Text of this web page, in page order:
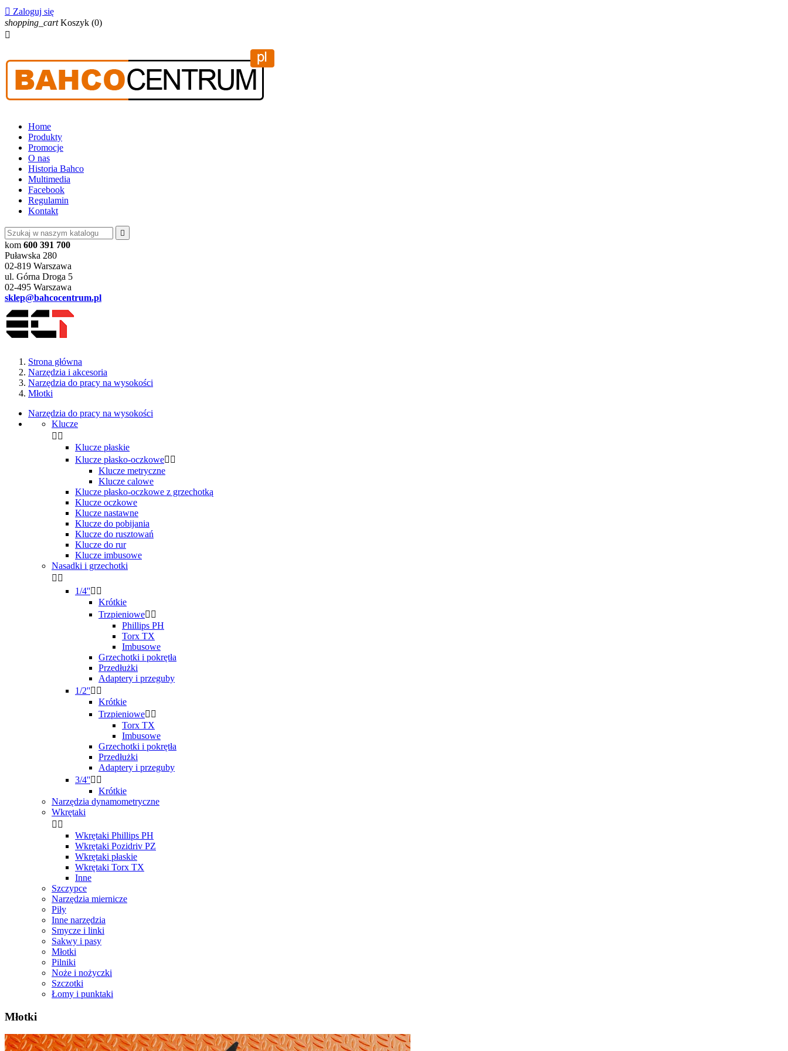
 Zaloguj się
shopping_cart Koszyk (0)

Home
Produkty
Promocje
O nas
Historia Bahco
Multimedia
Facebook
Regulamin
Kontakt

kom 600 391 700
Puławska 280
02-819 Warszawa
ul. Górna Droga 5
02-495 Warszawa
sklep@bahcocentrum.pl
Strona główna
Narzędzia i akcesoria
Narzędzia do pracy na wysokości
Młotki
Narzędzia do pracy na wysokości
Klucze
 
Klucze płaskie
Klucze płasko-oczkowe 
Klucze metryczne
Klucze calowe
Klucze płasko-oczkowe z grzechotką
Klucze oczkowe
Klucze nastawne
Klucze do pobijania
Klucze do rusztowań
Klucze do rur
Klucze imbusowe
Nasadki i grzechotki
 
1/4'' 
Krótkie
Trzpieniowe 
Phillips PH
Torx TX
Imbusowe
Grzechotki i pokrętła
Przedłużki
Adaptery i przeguby
1/2'' 
Krótkie
Trzpieniowe 
Torx TX
Imbusowe
Grzechotki i pokrętła
Przedłużki
Adaptery i przeguby
3/4'' 
Krótkie
Narzędzia dynamometryczne
Wkrętaki
 
Wkrętaki Phillips PH
Wkrętaki Pozidriv PZ
Wkrętaki płaskie
Wkrętaki Torx TX
Inne
Szczypce
Narzędzia miernicze
Piły
Inne narzędzia
Smycze i linki
Sakwy i pasy
Młotki
Pilniki
Noże i nożyczki
Szczotki
Łomy i punktaki
Młotki